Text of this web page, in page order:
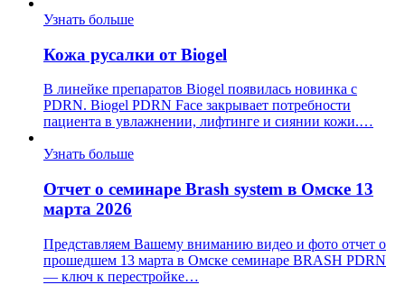
Узнать больше
Кожа русалки от Biogel
В линейке препаратов Biogel появилась новинка с
PDRN. Biogel PDRN Face закрывает потребности
пациента в увлажнении, лифтинге и сиянии кожи.…
Узнать больше
Отчет о семинаре Brash system в Омске 13
марта 2026
Представляем Вашему вниманию видео и фото отчет о
прошедшем 13 марта в Омске семинаре BRASH PDRN
— ключ к перестройке…